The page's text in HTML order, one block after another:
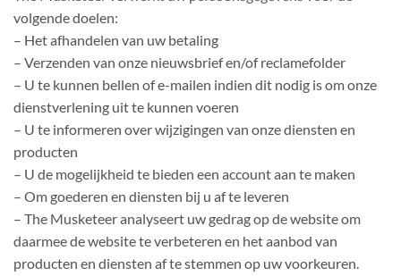
volgende doelen:
– Het afhandelen van uw betaling
– Verzenden van onze nieuwsbrief en/of reclamefolder
– U te kunnen bellen of e-mailen indien dit nodig is om onze
dienstverlening uit te kunnen voeren
– U te informeren over wijzigingen van onze diensten en
producten
– U de mogelijkheid te bieden een account aan te maken
– Om goederen en diensten bij u af te leveren
– The Musketeer analyseert uw gedrag op de website om
daarmee de website te verbeteren en het aanbod van
producten en diensten af te stemmen op uw voorkeuren.